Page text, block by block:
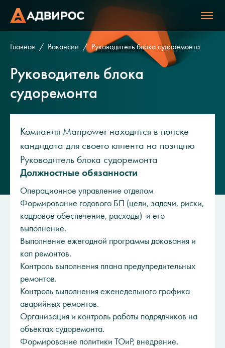
Главная Вакансии Руководитель блока судоремонта
Руководитель блока
судоремонта
Компания Manpower находится в поиске
кандидата для своего клиента на позицию
Руководитель блока судоремонта
Должностные обязанности
Операционное управление отделом
Формирование годового БП (цели, задачи, риски,
кадровое обеспечение, расходы) и его
выполнение.
Выполнение ежегодной программы докования и
кап ремонтов.
Контроль выполнения плана предупредительных
ремонтов.
Контроль выполнения еженедельного графика
аварийных ремонтов.
Организация и контроль работы подрядчиков на
объектах судоремонта.
Формирование политики ТОиР, внедрение.